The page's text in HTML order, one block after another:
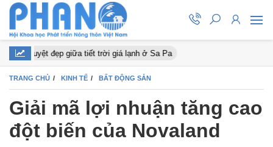
nở tuyệt đẹp giữa tiết trời giá lạnh ở Sa Pa
TRANG CHỦ KINH TẾ BẤT ĐỘNG SẢN
Giải mã lợi nhuận tăng cao
đột biến của Novaland